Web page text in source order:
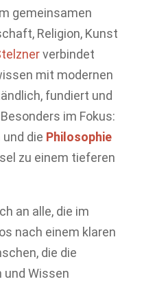
gemeinsamen
Religion, Kunst
verbindet
mit modernen
fundiert und
im Fokus:
die Philosophie
zu einem tieferen
an alle, die im
nach einem klaren
die die
und Wissen